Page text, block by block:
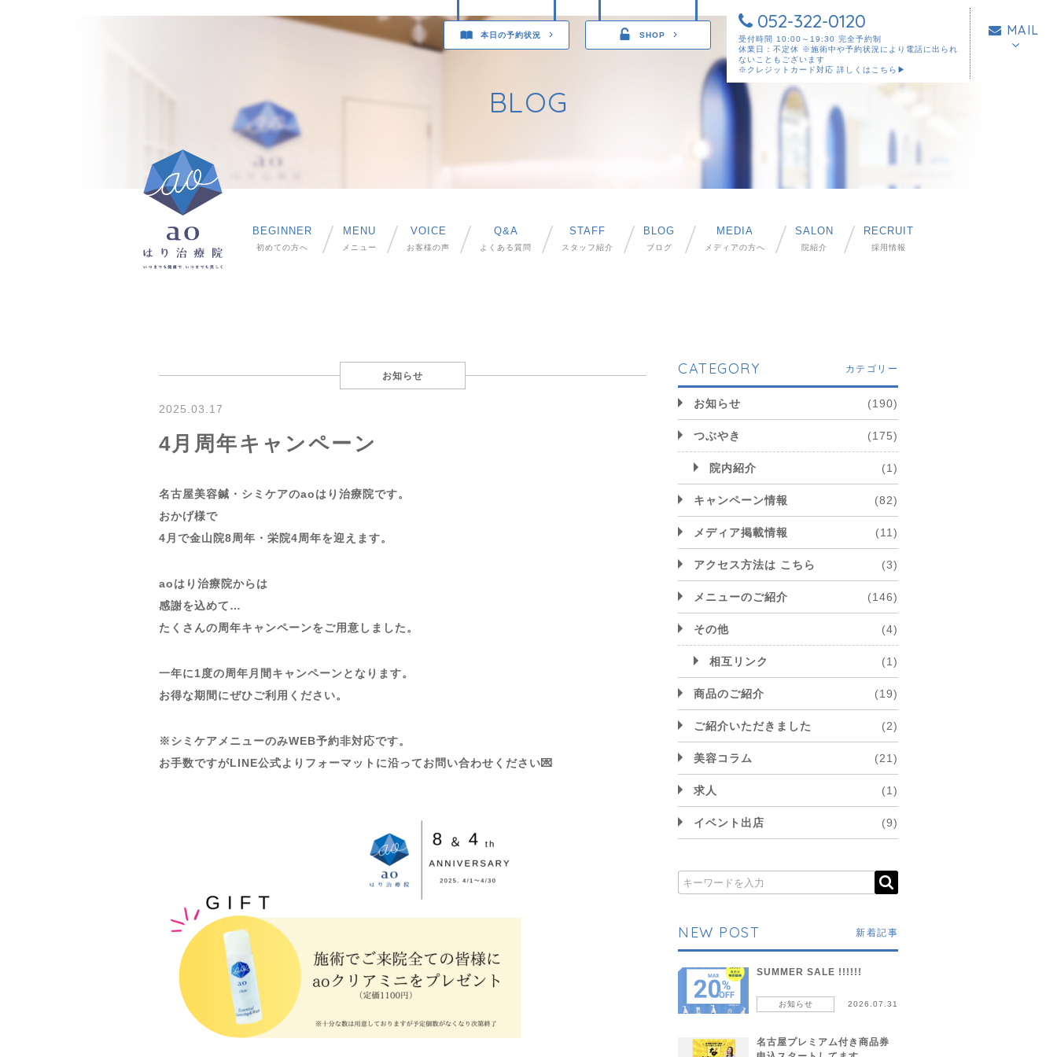
本日の予約状況 SHOP
052-322-0120
受付時間 10:00～19:30 完全予約制
休業日：不定休 ※施術中や予約状況により電話に出られ
ないこともございます
※クレジットカード対応 詳しくはこちら▶︎
MAIL
BLOG
BEGINNER
初めての方へ
MENU
メニュー
VOICE
お客様の声
Q&A
よくある質問
STAFF
スタッフ紹介
BLOG
ブログ
MEDIA
メディアの方へ
SALON
院紹介
RECRUIT
採用情報
お知らせ
2025.03.17
4月周年キャンペーン
名古屋美容鍼・シミケアのaoはり治療院です。
おかげ様で
4月で金山院8周年・栄院4周年を迎えます。
aoはり治療院からは
感謝を込めて…
たくさんの周年キャンペーンをご用意しました。
一年に1度の周年月間キャンペーンとなります。
お得な期間にぜひご利用ください。
※シミケアメニューのみWEB予約非対応です。
お手数ですがLINE公式よりフォーマットに沿ってお問い合わせください💌
CATEGORY カテゴリー
お知らせ (190)
つぶやき (175)
院内紹介 (1)
キャンペーン情報 (82)
メディア掲載情報 (11)
アクセス方法は こちら (3)
メニューのご紹介 (146)
その他 (4)
相互リンク (1)
商品のご紹介 (19)
ご紹介いただきました (2)
美容コラム (21)
求人 (1)
イベント出店 (9)
NEW POST 新着記事
SUMMER SALE !!!!!!
お知らせ 2026.07.31
名古屋プレミアム付き商品券